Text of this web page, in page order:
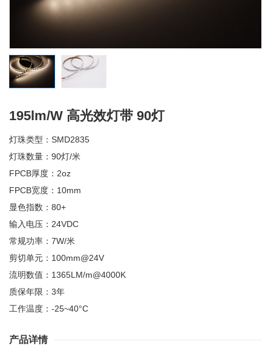
195lm/W 高光效灯带 90灯
灯珠类型：SMD2835
灯珠数量：90灯/米
FPCB厚度：2oz
FPCB宽度：10mm
显色指数：80+
输入电压：24VDC
常规功率：7W/米
剪切单元：100mm@24V
流明数值：1365LM/m@4000K
质保年限：3年
工作温度：-25~40°C
产品详情